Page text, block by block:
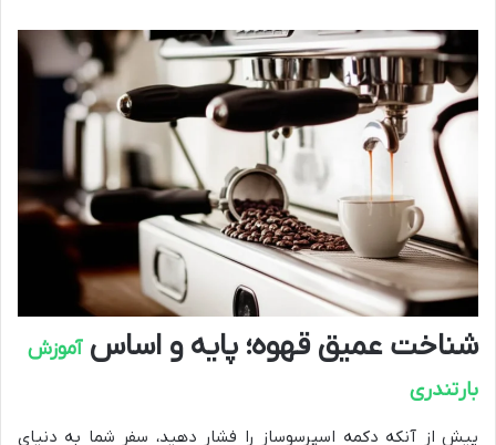
شناخت عمیق قهوه؛ پایه و اساسآموزش
بارتندری
پیش از آنکه دکمه اسپرسوساز را فشار دهید، سفر شما به دنیای